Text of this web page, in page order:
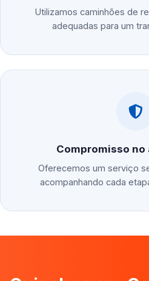
Utilizamos caminhões de
adequadas para um
Compromisso
Oferecemos um serviço
acompanhando cada